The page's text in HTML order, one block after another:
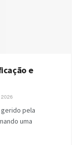
e
pela
uma